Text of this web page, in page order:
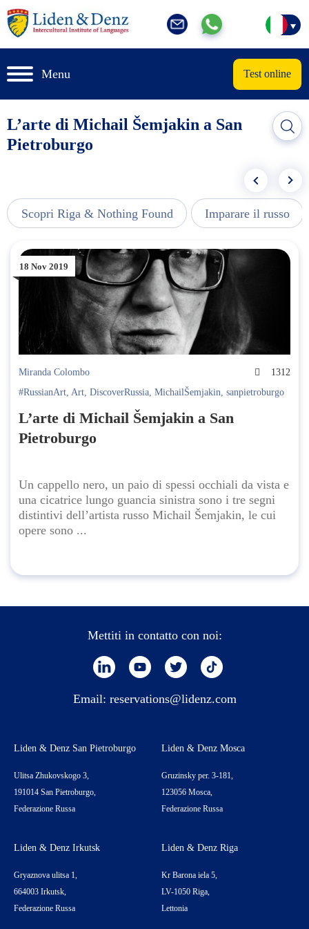
Menu Test online
L’arte di Michail Šemjakin a San
Pietroburgo
Scopri Riga & Nothing Found Imparare il russo
18 Nov 2019
Miranda Colombo
1312
#RussianArt, Art, DiscoverRussia, MichailŠemjakin, sanpietroburgo
L’arte di Michail Šemjakin a San
Pietroburgo
Un cappello nero, un paio di spessi occhiali da vista e
una cicatrice lungo guancia sinistra sono i tre segni
distintivi dell’artista russo Michail Šemjakin, le cui
opere sono ...
Mettiti in contatto con noi:
Email: reservations@lidenz.com
Liden & Denz San Pietroburgo
Ulitsa Zhukovskogo 3,
191014 San Pietroburgo,
Federazione Russa
Liden & Denz Mosca
Gruzinsky per. 3-181,
123056 Mosca,
Federazione Russa
Liden & Denz Irkutsk
Gryaznova ulitsa 1,
664003 Irkutsk,
Federazione Russa
Liden & Denz Riga
Kr Barona iela 5,
LV-1050 Riga,
Lettonia